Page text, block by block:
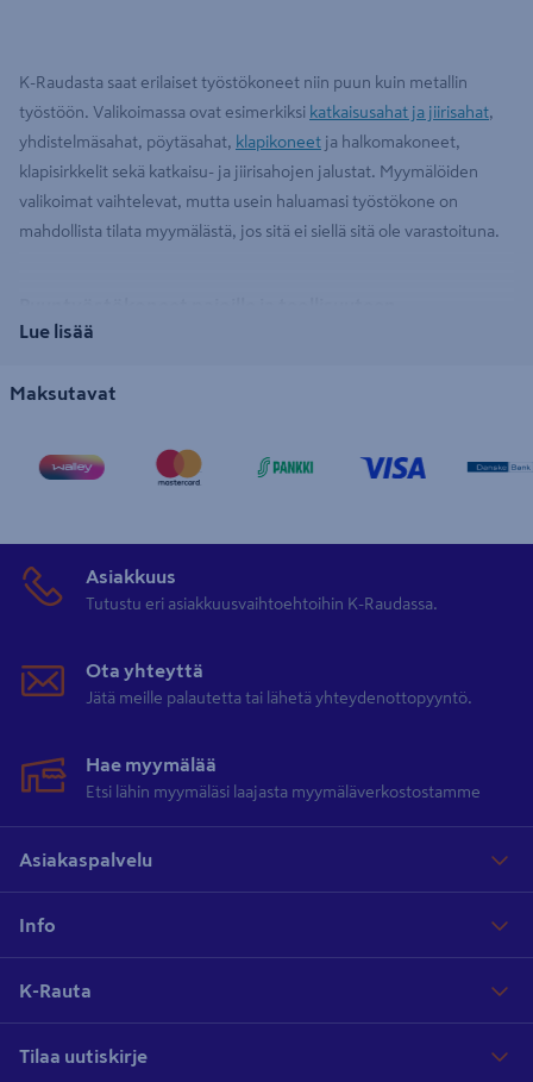
K-Raudasta saat erilaiset työstökoneet niin puun kuin metallin
työstöön. Valikoimassa ovat esimerkiksi katkaisusahat ja jiirisahat
yhdistelmäsahat, pöytäsahat,
klapikoneet ja halkomakoneet,
klapisirkkelit sekä katkaisu- ja jiirisahojen jalustat. Myymälöiden
valikoimat vaihtelevat, mutta usein haluamasi työstökone on
mahdollista tilata myymälästä, jos sitä ei siellä sitä ole varastoituna.
puuntyöstökoneiksi sanotaan kiinteän asennuksen ei liikuteltavia
mainitut asiat vaikuttavat työtehoon ja työn lopputulokseen.
Mobiileja puuntyöstökoneita ovat timpurin konesahat ja liikuteltavat
mökkihommiin tehostamaan pihapiirin askareita.
Lue lisää
Maksutavat
Asiakkuus
Tutustu eri asiakkuusvaihtoehtoihin K-Raudassa.
Ota yhteyttä
Jätä meille palautetta tai lähetä yhteydenottopyyntö.
Hae myymälää
Etsi lähin myymäläsi laajasta myymäläverkostostamme
Asiakaspalvelu
Info
K-Rauta
Tilaa uutiskirje